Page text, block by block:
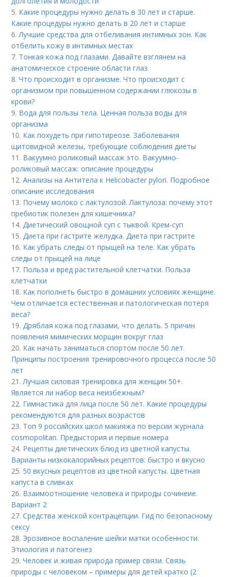
5. Какие процедуры нужно делать в 30 лет и старше.
Какие процедуры нужно делать в 20 лет и старше
6.Лучшие средства для отбеливания интимных зон. Как
отбелить кожу в интимных местах
7. Тонкая кожа под глазами. Давайте взглянем на
анатомическое строение области глаз.
8.Что происходит в организме. Что происходит с
организмом при повышенном содержании глюкозы в
крови?
9. Вода для пользы тела. Ценная польза воды для
организма
10. Как похудеть при гипотиреозе. Заболевания
щитовидной железы, требующие соблюдения диеты
11. Вакуумно роликовый массаж это. Вакуумно-
роликовый массаж: описание процедуры
12.Анализы на Антитела к Helicobacter pylori. Подробное
описание исследования
13. Почему молоко с лактулозой. Лактулоза: почему этот
пребиотик полезен для кишечника?
14.Диетический овощной суп с тыквой. Крем-суп
15.Диета при гастрите желудка. Диета при гастрите
16. Как убрать следы от прыщей на теле. Как убрать
следы от прыщей на лице
17. Польза и вред растительной клетчатки. Польза
клетчатки
18. Как пополнеть быстро в домашних условиях женщине.
Чем отличается естественная и патологическая потеря
веса?
19.Дряблая кожа под глазами, что делать. 5 причин
появления мимических морщин вокруг глаз
20. Как начать заниматься спортом после 50 лет.
Принципы построения тренировочного процесса после 50
лет
21.Лучшая силовая тренировка для женщин 50+.
Является ли набор веса неизбежным?
22. Гимнастика для лица после 50 лет. Какие процедуры
рекомендуются для разных возрастов
23. Топ 9 российских школ макияжа по версии журнала
cosmopolitan. Предыстория и первые номера
24. Рецепты диетических блюд из цветной капусты.
Варианты низкокалорийных рецептов: быстро и вкусно
25. 50 вкусных рецептов из цветной капусты. Цветная
капуста в сливках
26. Взаимоотношение человека и природы сочинеие.
Вариант 2
27.Средства женской контрацепции. Гид по безопасному
сексу
28. Эрозивное воспаление шейки матки особенности.
Этиология и патогенез
29.Человек и живая природа пример связи. Связь
природы с человеком – примеры для детей кратко (2